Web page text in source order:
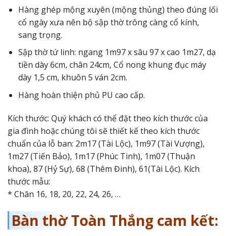
Hàng ghép mộng xuyên (mộng thủng) theo đúng lối
cổ ngày xưa nên bộ sập thờ trông càng cổ kính,
sang trọng.
Sập thờ tứ linh: ngang 1m97 x sâu 97 x cao 1m27, dạ
tiền dày 6cm, chân 24cm, Cổ nong khung đục máy
dày 1,5 cm, khuôn 5 ván 2cm.
Hàng hoàn thiện phủ PU cao cấp.
Kích thước: Quý khách có thể đặt theo kích thước của
gia đình hoặc chúng tôi sẽ thiết kế theo kích thước
chuẩn của lỗ ban: 2m17 (Tài Lộc), 1m97 (Tài Vượng),
1m27 (Tiến Bảo), 1m17 (Phúc Tinh), 1m07 (Thuận
khoa), 87 (Hỷ Sự), 68 (Thêm Đinh), 61(Tài Lộc). Kích
thước mẫu:
* Chân 16, 18, 20, 22, 24, 26, …
Bàn thờ Toàn Thắng cam kết: